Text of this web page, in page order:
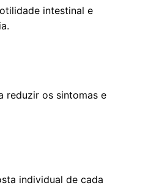
intestinal e
reduzir os sintomas e
individual de cada